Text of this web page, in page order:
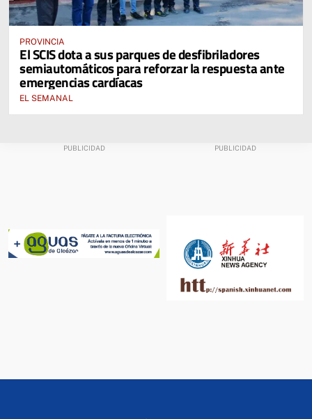
PROVINCIA
El SCIS dota a sus parques de desfibriladores
semiautomáticos para reforzar la respuesta ante
emergencias cardíacas
EL SEMANAL